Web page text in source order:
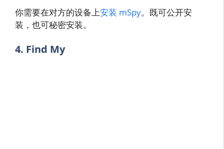
你需要在对方的设备上安装 mSpy。既可公开安
装，也可秘密安装。
4. Find My